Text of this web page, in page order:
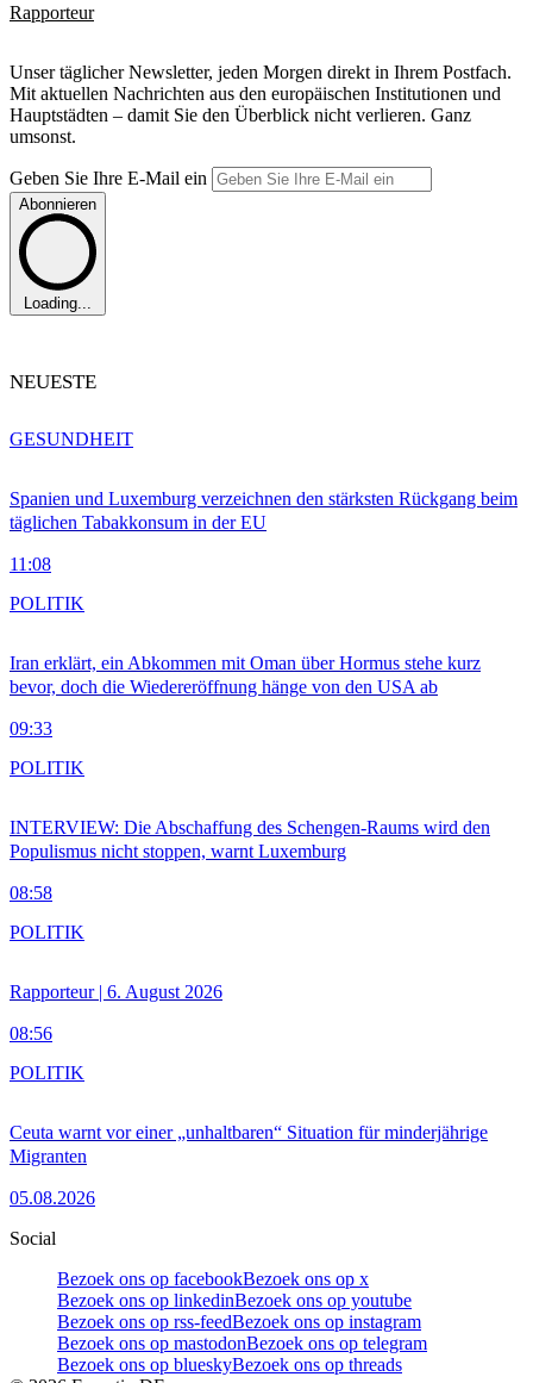
Rapporteur
Unser täglicher Newsletter, jeden Morgen direkt in Ihrem Postfach.
Mit aktuellen Nachrichten aus den europäischen Institutionen und
Hauptstädten – damit Sie den Überblick nicht verlieren. Ganz
umsonst.
Geben Sie Ihre E-Mail ein
Abonnieren
Loading...
NEUESTE
Spanien und Luxemburg verzeichnen den stärksten Rückgang beim
täglichen Tabakkonsum in der EU
11:08
GESUNDHEIT
Iran erklärt, ein Abkommen mit Oman über Hormus stehe kurz
bevor, doch die Wiedereröffnung hänge von den USA ab
09:33
POLITIK
INTERVIEW: Die Abschaffung des Schengen-Raums wird den
Populismus nicht stoppen, warnt Luxemburg
08:58
POLITIK
Rapporteur | 6. August 2026
08:56
POLITIK
Ceuta warnt vor einer „unhaltbaren“ Situation für minderjährige
Migranten
05.08.2026
POLITIK
Social
Bezoek ons op facebookBezoek ons op x
Bezoek ons op linkedinBezoek ons op youtube
Bezoek ons op rss-feedBezoek ons op instagram
Bezoek ons op mastodonBezoek ons op telegram
Bezoek ons op blueskyBezoek ons op threads